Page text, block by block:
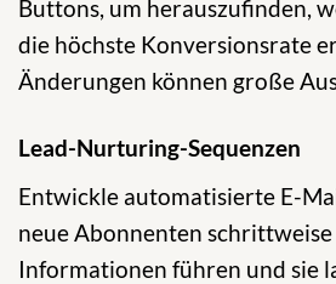
Buttons, um herauszufinden,
die höchste Konversionsrate
Änderungen können große
Lead-Nurturing-Sequenzen
Entwickle automatisierte E-
neue Abonnenten
Informationen führen und sie